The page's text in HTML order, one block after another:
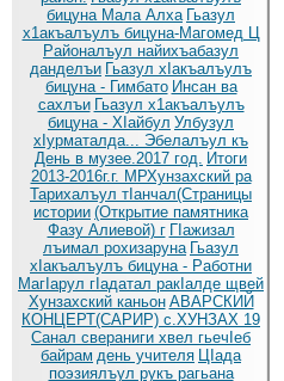
бицуна Мала Алха Гьазул
х1акъалъулъ бицуна-Магомед Ц
Районалъул найихъабазул
данделъи Гьазул хIакъалъулъ
бицуна - Гимбато Инсан ва
сахлъи Гьазул х1акъалъулъ
бицуна - ХIайбул Улбузул
хIурматалда... Эбелалъул къ
День в музее.2017 год. Итоги
2013-2016г.г. МРХунзахский ра
Тарихалъул тIанчал(Страницы
истории (Открытие памятника
Фазу Алиевой) г ГIажизал
лъимал рохизаруна Гьазул
хIакъалъулъ бицуна - Работни
МагIарул гIадатал ракIалде щвей
Хунзахский каньон АВАРСКИЙ
КОНЦЕРТ(САРИР) с.ХУНЗАХ 19
Санал свераниги хвел гьечIеб
байрам день учителя ЦIада
поэзиялъул рукъ рагьана